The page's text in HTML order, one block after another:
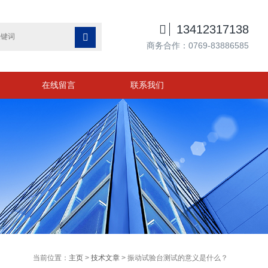

 13412317138
商务合作：0769-83886585
在线留言 联系我们
当前位置： 主页> 技术文章> 振动试验台测试的意义是什么？